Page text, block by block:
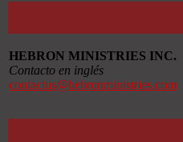
HEBRON MINISTRIES INC.
Contacto en inglés
contactus@hebronministries.com